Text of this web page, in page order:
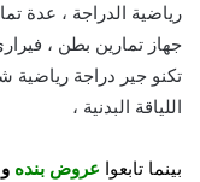
رياضية الدراجة ، عدة
جهاز تمارين بطن ،
تكنو جير دراجة رياضية
اللياقة البدنية ،
بينما تابعوا عروض بنده و